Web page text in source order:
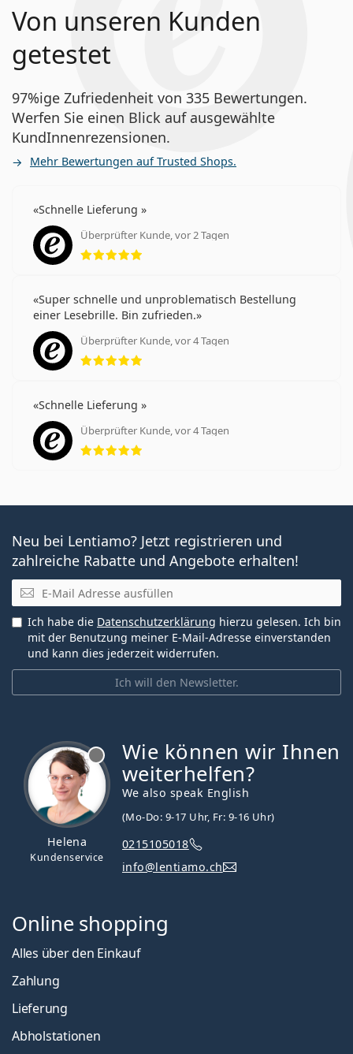
Von unseren Kunden
getestet
97%ige Zufriedenheit von 335 Bewertungen.
Werfen Sie einen Blick auf ausgewählte
KundInnenrezensionen.
Mehr Bewertungen auf Trusted Shops.
Schnelle Lieferung
Überprüfter Kunde, vor 2 Tagen
Bewertung 5 aus 5
Super schnelle und unproblematisch Bestellung
einer Lesebrille. Bin zufrieden.
Überprüfter Kunde, vor 4 Tagen
Bewertung 5 aus 5
Schnelle Lieferung
Überprüfter Kunde, vor 4 Tagen
Bewertung 5 aus 5
Neu bei Lentiamo? Jetzt registrieren und
zahlreiche Rabatte und Angebote erhalten!
E-Mail
Ich will den Newsletter.
Ich habe die Datenschutzerklärung hierzu gelesen. Ich bin
mit der Benutzung meiner E-Mail-Adresse einverstanden
und kann dies jederzeit widerrufen.
Helena
Kundenservice
Wie können wir Ihnen
weiterhelfen?
We also speak English
(Mo-Do: 9-17 Uhr, Fr: 9-16 Uhr)
0215105018
info@lentiamo.ch
Online shopping
Alles über den Einkauf
Zahlung
Lieferung
Abholstationen